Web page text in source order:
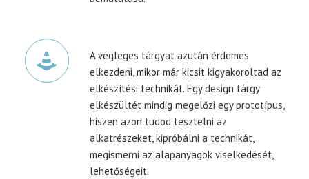
A végleges tárgyat azután érdemes
elkezdeni, mikor már kicsit kigyakoroltad az
elkészítési technikát. Egy design tárgy
elkészültét mindig megelőzi egy prototípus,
hiszen azon tudod tesztelni az
alkatrészeket, kipróbálni a technikát,
megismerni az alapanyagok viselkedését,
lehetőségeit.